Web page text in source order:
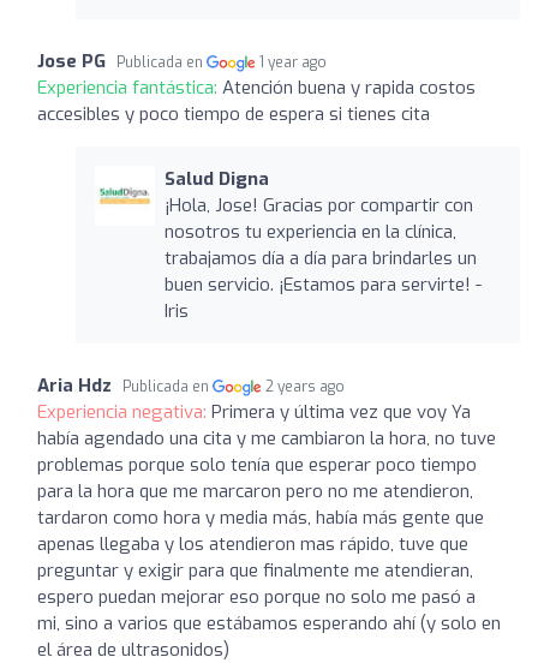
Jose PG Publicada en 1 year ago
Experiencia fantástica: Atención buena y rapida costos
accesibles y poco tiempo de espera si tienes cita
Salud Digna
¡Hola, Jose! Gracias por compartir con
nosotros tu experiencia en la clínica,
trabajamos día a día para brindarles un
buen servicio. ¡Estamos para servirte! -
Iris
Aria Hdz Publicada en 2 years ago
Experiencia negativa: Primera y última vez que voy Ya
había agendado una cita y me cambiaron la hora, no tuve
problemas porque solo tenía que esperar poco tiempo
para la hora que me marcaron pero no me atendieron,
tardaron como hora y media más, había más gente que
apenas llegaba y los atendieron mas rápido, tuve que
preguntar y exigir para que finalmente me atendieran,
espero puedan mejorar eso porque no solo me pasó a
mi, sino a varios que estábamos esperando ahí (y solo en
el área de ultrasonidos)